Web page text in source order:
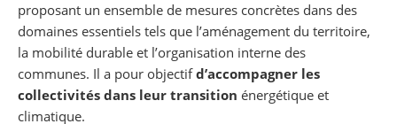
proposant un ensemble de mesures concrètes dans des
domaines essentiels tels que l’aménagement du territoire,
la mobilité durable et l’organisation interne des
communes. Il a pour objectifd’accompagner les
collectivités dans leur transition énergétique et
climatique.